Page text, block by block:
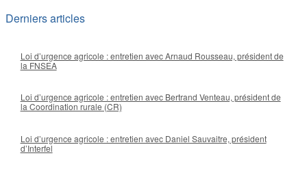
Derniers articles
Loi d’urgence agricole : entretien avec Arnaud Rousseau, président de
la FNSEA
Loi d’urgence agricole : entretien avec Bertrand Venteau, président de
la Coordination rurale (CR)
Loi d’urgence agricole : entretien avec Daniel Sauvaitre, président
d’Interfel